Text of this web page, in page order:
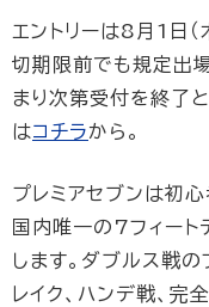
エントリーは8月1日
切期限前でも規定出
まり次第受付を終了
はコチラから。
プレミアセブンは初心
国内唯一の7フィート
します。ダブルス戦の
レイク、ハンデ戦、完